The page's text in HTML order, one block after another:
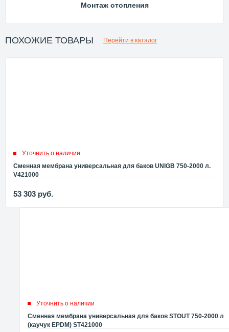
Монтаж отопления
ПОХОЖИЕ ТОВАРЫ Перейти в каталог
Уточнить о наличии
Сменная мембрана универсальная для баков UNIGB 750-2000 л.
V421000
53 303 руб.
Уточнить о наличии
Сменная мембрана универсальная для баков STOUT 750-2000 л
(каучук EPDM) ST421000